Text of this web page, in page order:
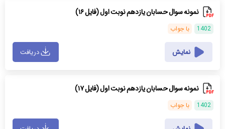
نمونه سوال حسابان یازدهم نوبت اول (فایل ۱۶)
1402 با جواب
نمایش دریافت
نمونه سوال حسابان یازدهم نوبت اول (فایل ۱۷)
1402 با جواب